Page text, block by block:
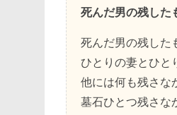
死んだ男の残した
死んだ男の残した
ひとりの妻とひと
他には何も残さな
墓石ひとつ残さな